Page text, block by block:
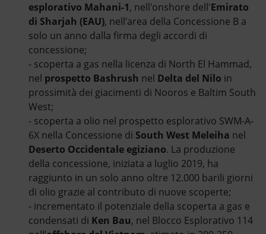
esplorativo Mahani-1, nell'onshore dell'Emirato
di Sharjah (EAU), nell'area della Concessione B a
solo un anno dalla firma degli accordi di
concessione;
- scoperta a gas nella licenza di North El Hammad,
nel prospetto Bashrush nel Delta del Nilo in
prossimità dei giacimenti di Nooros e Baltim South
West;
- scoperta a olio nel prospetto esplorativo SWM-A-
6X nella Concessione di South West Meleiha nel
Deserto Occidentale egiziano. La produzione
della concessione, iniziata a luglio 2019, ha
raggiunto in un solo anno oltre 12.000 barili giorni
di olio grazie al contributo di nuove scoperte;
- incrementato il potenziale della scoperta a gas e
condensati di Ken Bau, nel Blocco Esplorativo 114